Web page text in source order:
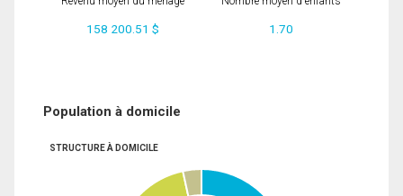
158 200.51 $ 1.70
Population à domicile
STRUCTURE À DOMICILE